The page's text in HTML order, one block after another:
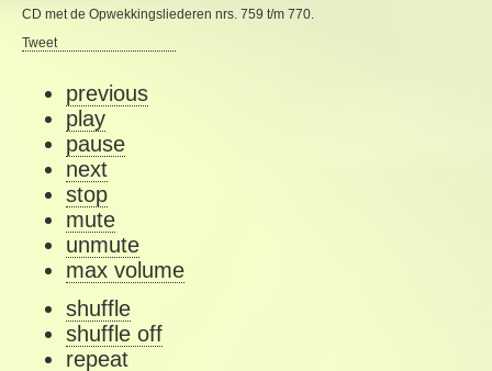
CD met de Opwekkingsliederen nrs. 759 t/m 770.
Tweet
previous
play
pause
next
stop
mute
unmute
max volume
shuffle
shuffle off
repeat